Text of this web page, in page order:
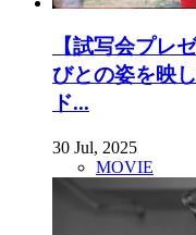
【試写会プレ
びとの姿を映
ド...
30 Jul, 2025
MOVIE